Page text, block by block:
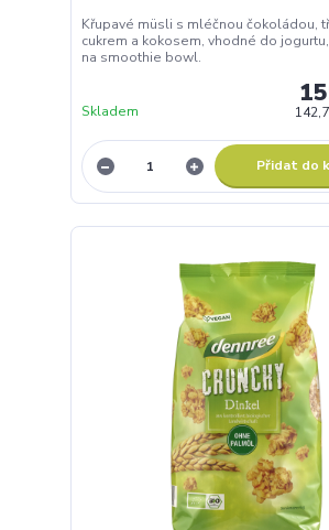
Křupavé müsli s mléčnou čokoládou,
cukrem a kokosem, vhodné do
na smoothie bowl.
Skladem
Přidat do